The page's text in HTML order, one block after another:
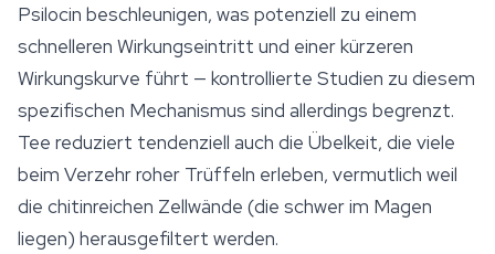
Psilocin beschleunigen, was potenziell zu einem
schnelleren Wirkungseintritt und einer kürzeren
Wirkungskurve führt — kontrollierte Studien zu diesem
spezifischen Mechanismus sind allerdings begrenzt.
Tee reduziert tendenziell auch die Übelkeit, die viele
beim Verzehr roher Trüffeln erleben, vermutlich weil
die chitinreichen Zellwände (die schwer im Magen
liegen) herausgefiltert werden.